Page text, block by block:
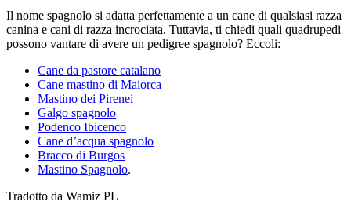
Il nome spagnolo si adatta perfettamente a un cane di qualsiasi razza
canina e cani di razza incrociata. Tuttavia, ti chiedi quali quadrupedi
possono vantare di avere un pedigree spagnolo? Eccoli:
Cane da pastore catalano
Cane mastino di Maiorca
Mastino dei Pirenei
Galgo spagnolo
Podenco Ibicenco
Cane d’acqua spagnolo
Bracco di Burgos
Mastino Spagnolo.
Tradotto da Wamiz PL